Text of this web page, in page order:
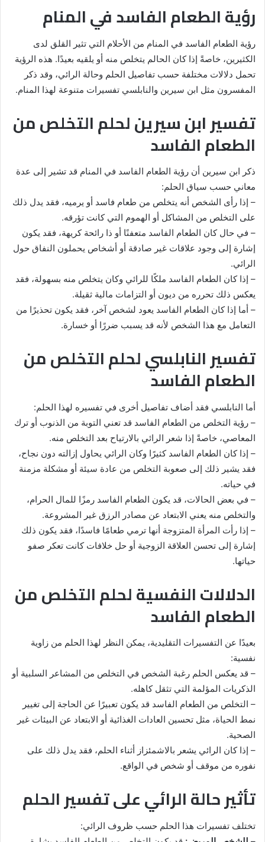
رؤية الطعام الفاسد في المنام
رؤية الطعام الفاسد في المنام من الأحلام التي تثير القلق لدى
الكثيرين، خاصةً إذا كان الحالم يتخلص منه أو يلقيه بعيدًا. هذه الرؤية
تحمل دلالات مختلفة حسب تفاصيل الحلم وحالة الرائي، وقد ذكر
المفسرون مثل ابن سيرين والنابلسي تفسيرات متنوعة لهذا المنام.
تفسير ابن سيرين لحلم التخلص من
الطعام الفاسد
ذكر ابن سيرين أن رؤية الطعام الفاسد في المنام قد تشير إلى عدة
معاني حسب سياق الحلم:
– إذا رأى الشخص أنه يتخلص من طعام فاسد أو يرميه، فقد يدل ذلك
على التخلص من المشاكل أو الهموم التي كانت تؤرقه.
– في حال كان الطعام الفاسد متعفنًا أو ذا رائحة كريهة، فقد يكون
إشارة إلى وجود علاقات غير صادقة أو أشخاص يحملون النفاق حول
الرائي.
– إذا كان الطعام الفاسد ملكًا للرائي وكان يتخلص منه بسهولة، فقد
يعكس ذلك تحرره من ديون أو التزامات مالية ثقيلة.
– أما إذا كان الطعام الفاسد يعود لشخص آخر، فقد يكون تحذيرًا من
التعامل مع هذا الشخص لأنه قد يسبب ضررًا أو خسارة.
تفسير النابلسي لحلم التخلص من
الطعام الفاسد
أما النابلسي فقد أضاف تفاصيل أخرى في تفسيره لهذا الحلم:
– رؤية التخلص من الطعام الفاسد قد تعني التوبة من الذنوب أو ترك
المعاصي، خاصةً إذا شعر الرائي بالارتياح بعد التخلص منه.
– إذا كان الطعام الفاسد كثيرًا وكان الرائي يحاول إزالته دون نجاح،
فقد يشير ذلك إلى صعوبة التخلص من عادة سيئة أو مشكلة مزمنة
في حياته.
– في بعض الحالات، قد يكون الطعام الفاسد رمزًا للمال الحرام،
والتخلص منه يعني الابتعاد عن مصادر الرزق غير المشروعة.
– إذا رأت المرأة المتزوجة أنها ترمي طعامًا فاسدًا، فقد يكون ذلك
إشارة إلى تحسن العلاقة الزوجية أو حل خلافات كانت تعكر صفو
حياتها.
الدلالات النفسية لحلم التخلص من
الطعام الفاسد
بعيدًا عن التفسيرات التقليدية، يمكن النظر لهذا الحلم من زاوية
نفسية:
– قد يعكس الحلم رغبة الشخص في التخلص من المشاعر السلبية أو
الذكريات المؤلمة التي تثقل كاهله.
– التخلص من الطعام الفاسد قد يكون تعبيرًا عن الحاجة إلى تغيير
نمط الحياة، مثل تحسين العادات الغذائية أو الابتعاد عن البيئات غير
الصحية.
– إذا كان الرائي يشعر بالاشمئزاز أثناء الحلم، فقد يدل ذلك على
نفوره من موقف أو شخص في الواقع.
تأثير حالة الرائي على تفسير الحلم
تختلف تفسيرات هذا الحلم حسب ظروف الرائي: